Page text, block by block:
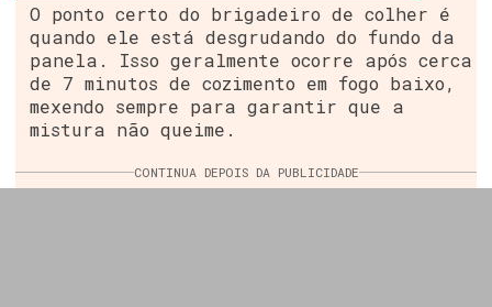
O ponto certo do brigadeiro de colher é
quando ele está desgrudando do fundo da
panela. Isso geralmente ocorre após cerca
de 7 minutos de cozimento em fogo baixo,
mexendo sempre para garantir que a
mistura não queime.
CONTINUA DEPOIS DA PUBLICIDADE